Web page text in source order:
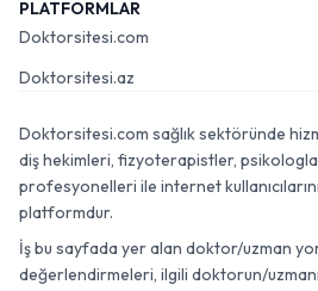
PLATFORMLAR
Doktorsitesi.com
Doktorsitesi.az
Doktorsitesi.com sağlık sektöründe
diş hekimleri, fizyoterapistler,
profesyonelleri ile internet
platformdur.
İş bu sayfada yer alan doktor/uzman
değerlendirmeleri, ilgili doktorun/